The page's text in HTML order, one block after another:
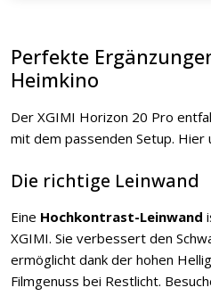
Perfekte
Heimkino
Der XGIMI Horizon 20 Pro
mit dem passenden Setup. Hier
Die richtige Leinwand
Eine Hochkontrast-Leinwand
XGIMI. Sie verbessert den
ermöglicht dank der hohen
Filmgenuss bei Restlicht.